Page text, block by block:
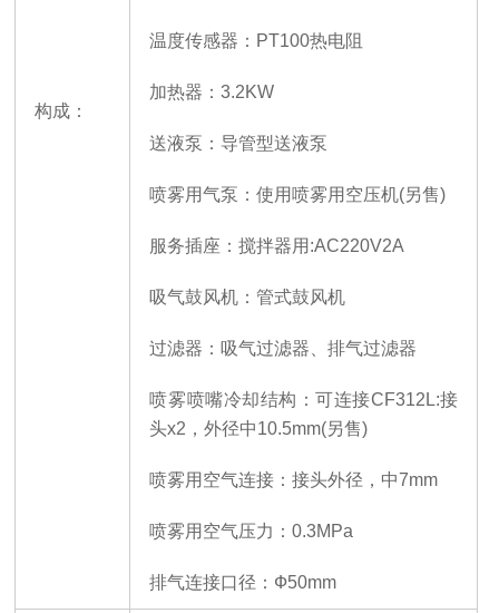
构成：
温度传感器： PT100热电阻
加热器：3.2KW
送液泵：导管型送液泵
喷雾用气泵：使用喷雾用空压机(另售)
服务插座：搅拌器用 :AC220V2A
吸气鼓风机：管式鼓风机
过滤器：吸气过滤器、排气过滤器
喷雾喷嘴冷却结构：可连接CF312L:接
头x2，外径中10.5mm(另售)
喷雾用空气连接：接头外径，中7mm
喷雾用空气压力：0.3MPa
排气连接口径： Ф50mm